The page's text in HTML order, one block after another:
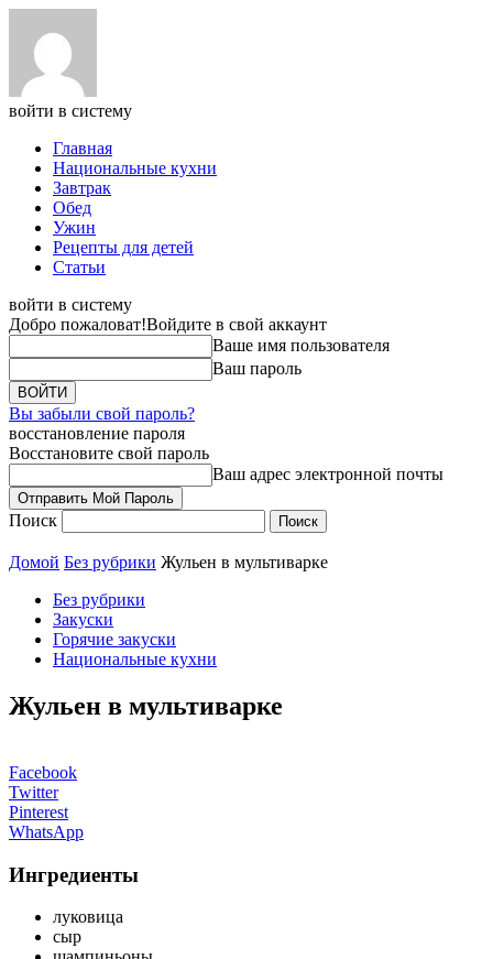
войти в систему
Главная
Национальные кухни
Завтрак
Обед
Ужин
Рецепты для детей
Статьи
войти в систему
Добро пожаловат!Войдите в свой аккаунт
Ваше имя пользователя
Ваш пароль
Вы забыли свой пароль?
восстановление пароля
Восстановите свой пароль
Ваш адрес электронной почты
Поиск
Домой Без рубрики Жульен в мультиварке
Без рубрики
Закуски
Горячие закуски
Национальные кухни
Жульен в мультиварке
Facebook
Twitter
Pinterest
WhatsApp
Ингредиенты
луковица
сыр